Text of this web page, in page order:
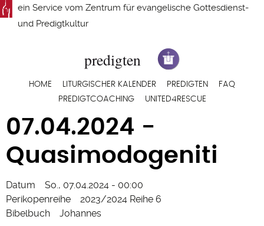
Direkt
zum
ein Service vom Zentrum für evangelische Gottesdienst-
und Predigtkultur
Hauptnavigation
HOME LITURGISCHER KALENDER PREDIGTEN
FAQ
PREDIGTCOACHING
UNITED4RESCUE
07.04.2024 -
Quasimodogeniti
Datum
So., 07.04.2024 - 00:00
Perikopenreihe
2023/2024 Reihe 6
Bibelbuch
Johannes